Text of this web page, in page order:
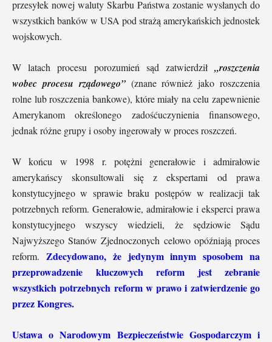
przesyłek nowej waluty Skarbu Państwa zostanie wysłanych do
wszystkich banków w USA pod strażą amerykańskich jednostek
wojskowych.
W latach procesu porozumień sąd zatwierdził „roszczenia
wobec procesu rządowego”(znane również jako roszczenia
rolne lub roszczenia bankowe), które miały na celu zapewnienie
Amerykanom określonego zadośćuczynienia finansowego,
jednak różne grupy i osoby ingerowały w proces roszczeń.
W końcu w 1998 r. potężni generałowie i admirałowie
amerykańscy skonsultowali się z ekspertami od prawa
konstytucyjnego w sprawie braku postępów w realizacji tak
potrzebnych reform. Generałowie, admirałowie i eksperci prawa
konstytucyjnego wszyscy wiedzieli, że sędziowie Sądu
Najwyższego Stanów Zjednoczonych celowo opóźniają proces
reform. Zdecydowano, że jedynym innym sposobem na
przeprowadzenie kluczowych reform jest zebranie
wszystkich potrzebnych reform w prawo i zatwierdzenie go
przez Kongres.
Ustawa o Narodowym Bezpieczeństwie Gospodarczym i